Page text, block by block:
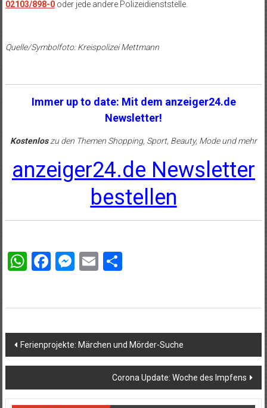
02103/898-0oder jede andere Polizeidienststelle.
Quelle/Symbolfoto: Kreispolizei Mettmann
Immer up to date: Mit dem anzeiger24.de
Newsletter!
Kostenloszu den Themen Shopping, Sport, Beauty, Mode und mehr
anzeiger24.de Newsletter
bestellen
WhatsApp
Facebook
Messenger
EmailTeilen
Beitragsnavigation
Ferienprojekte: Märchen und Mörder-Suche
Corona Update: Woche des Impfens